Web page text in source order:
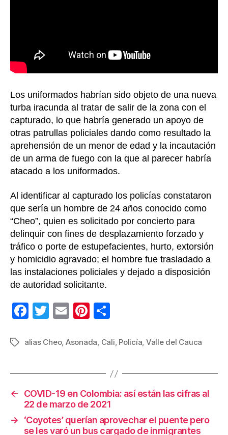
Los uniformados habrían sido objeto de una nueva
turba iracunda al tratar de salir de la zona con el
capturado, lo que habría generado un apoyo de
otras patrullas policiales dando como resultado la
aprehensión de un menor de edad y la incautación
de un arma de fuego con la que al parecer habría
atacado a los uniformados.
Al identificar al capturado los policías constataron
que sería un hombre de 24 años conocido como
“Cheo”, quien es solicitado por concierto para
delinquir con fines de desplazamiento forzado y
tráfico o porte de estupefacientes, hurto, extorsión
y homicidio agravado; el hombre fue trasladado a
las instalaciones policiales y dejado a disposición
de autoridad solicitante.
F
c
b
o
o
k
T
tt
E
ail
Pi
er
st
m
ar
tir
Etiquetas
alias Cheo, Asonada, Cali, Policía, Valle del Cauca
←
COVID-19 en Colombia: así están las cifras al
22 de marzo de 2021
→
‘Coyotes’ querían aprovechar el puente pero
se les varó un bus cargado de inmigrantes